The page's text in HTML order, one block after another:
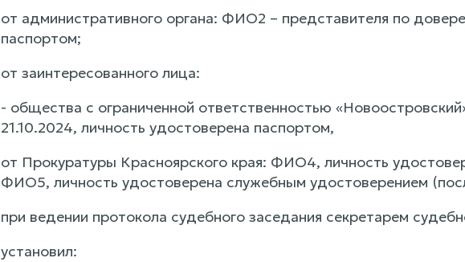
от административного органа: ФИО2 – представителя по
паспортом;
от заинтересованного лица:
- общества с ограниченной ответственностью
21.10.2024, личность удостоверена паспортом,
от Прокуратуры Красноярского края: ФИО4, личность
ФИО5, личность удостоверена служебным удостоверением
при ведении протокола судебного заседания секретарем
установил: